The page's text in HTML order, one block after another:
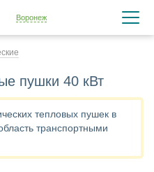
Воронеж
пушки 40 кВт
тепловых пушек в
транспортными